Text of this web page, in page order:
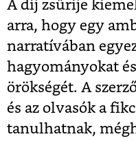
A díj zsűrije
arra, hogy egy
narratívában
hagyományokat
örökségét. A
és az olvasók a
tanulhatnak,